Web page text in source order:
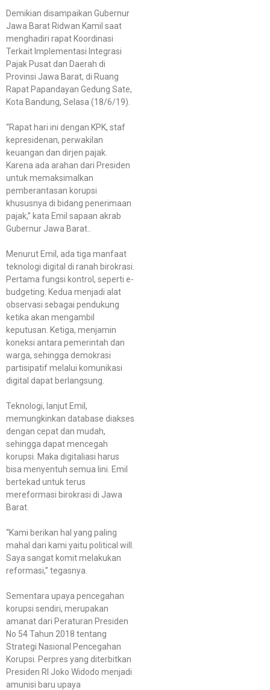
Demikian disampaikan Gubernur
Jawa Barat Ridwan Kamil saat
menghadiri rapat Koordinasi
Terkait Implementasi Integrasi
Pajak Pusat dan Daerah di
Provinsi Jawa Barat, di Ruang
Rapat Papandayan Gedung Sate,
Kota Bandung, Selasa (18/6/19).
“Rapat hari ini dengan KPK, staf
kepresidenan, perwakilan
keuangan dan dirjen pajak.
Karena ada arahan dari Presiden
untuk memaksimalkan
pemberantasan korupsi
khususnya di bidang penerimaan
pajak,” kata Emil sapaan akrab
Gubernur Jawa Barat..
Menurut Emil, ada tiga manfaat
teknologi digital di ranah birokrasi.
Pertama fungsi kontrol, seperti e-
budgeting. Kedua menjadi alat
observasi sebagai pendukung
ketika akan mengambil
keputusan. Ketiga, menjamin
koneksi antara pemerintah dan
warga, sehingga demokrasi
partisipatif melalui komunikasi
digital dapat berlangsung.
Teknologi, lanjut Emil,
memungkinkan database diakses
dengan cepat dan mudah,
sehingga dapat mencegah
korupsi. Maka digitaliasi harus
bisa menyentuh semua lini. Emil
bertekad untuk terus
mereformasi birokrasi di Jawa
Barat.
“Kami berikan hal yang paling
mahal dari kami yaitu political will.
Saya sangat komit melakukan
reformasi,” tegasnya.
Sementara upaya pencegahan
korupsi sendiri, merupakan
amanat dari Peraturan Presiden
No 54 Tahun 2018 tentang
Strategi Nasional Pencegahan
Korupsi. Perpres yang diterbitkan
Presiden RI Joko Widodo menjadi
amunisi baru upaya